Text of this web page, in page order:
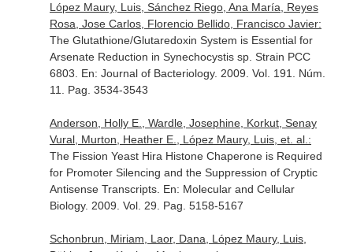
López Maury, Luis, Sánchez Riego, Ana María, Reyes
Rosa, Jose Carlos, Florencio Bellido, Francisco Javier:
The Glutathione/Glutaredoxin System is Essential for
Arsenate Reduction in Synechocystis sp. Strain PCC
6803. En: Journal of Bacteriology. 2009. Vol. 191. Núm.
11. Pag. 3534-3543
Anderson, Holly E., Wardle, Josephine, Korkut, Senay
Vural, Murton, Heather E., López Maury, Luis, et. al.:
The Fission Yeast Hira Histone Chaperone is Required
for Promoter Silencing and the Suppression of Cryptic
Antisense Transcripts. En: Molecular and Cellular
Biology. 2009. Vol. 29. Pag. 5158-5167
Schonbrun, Miriam, Laor, Dana, López Maury, Luis,